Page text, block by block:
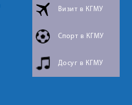
Визит в КГМУ
Спорт в КГМУ
Досуг в КГМУ